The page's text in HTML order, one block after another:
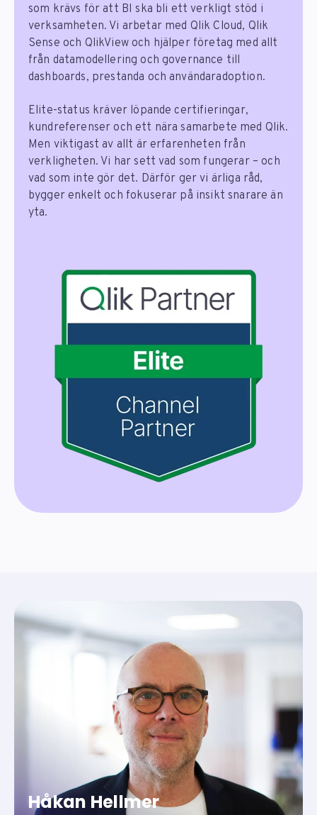
som krävs för att BI ska bli ett verkligt stöd i
verksamheten. Vi arbetar med Qlik Cloud, Qlik
Sense och QlikView och hjälper företag med allt
från datamodellering och governance till
dashboards, prestanda och användaradoption.
Elite-status kräver löpande certifieringar,
kundreferenser och ett nära samarbete med Qlik.
Men viktigast av allt är erfarenheten från
verkligheten. Vi har sett vad som fungerar – och
vad som inte gör det. Därför ger vi ärliga råd,
bygger enkelt och fokuserar på insikt snarare än
yta.
Håkan Hellmer